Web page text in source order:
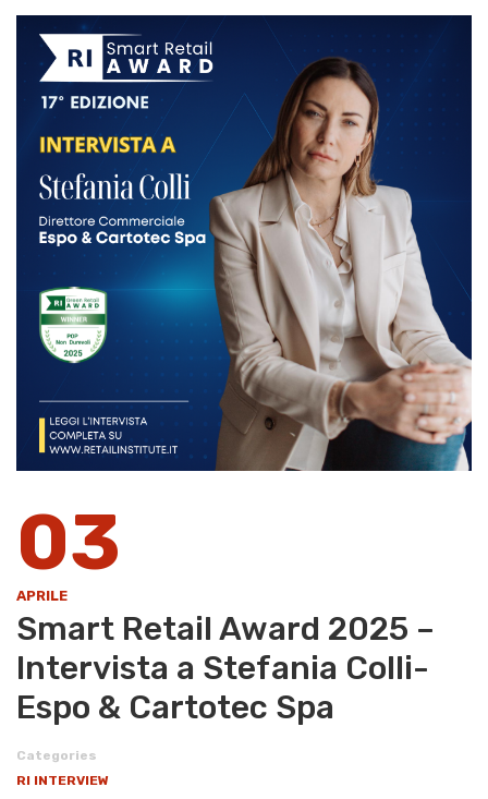
03
APRILE
Smart Retail Award 2025 –
Intervista a Stefania Colli-
Espo & Cartotec Spa
Categories
RI INTERVIEW